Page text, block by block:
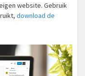
website. Gebruik
download de